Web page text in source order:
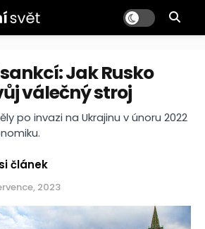
Jak Rusko
válečný stroj
po invazi na Ukrajinu v únoru 2022
článek
2023